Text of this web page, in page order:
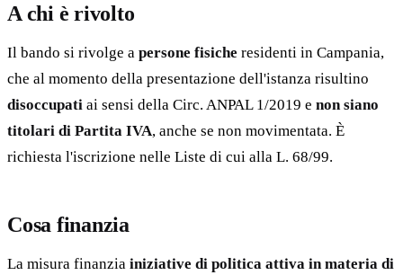
A chi è rivolto
Il bando si rivolge a persone fisiche residenti in Campania,
che al momento della presentazione dell'istanza risultino
disoccupati ai sensi della Circ. ANPAL 1/2019 e non siano
titolari di Partita IVA, anche se non movimentata. È
richiesta l'iscrizione nelle Liste di cui alla L. 68/99.
Cosa finanzia
La misura finanzia iniziative di politica attiva in materia di